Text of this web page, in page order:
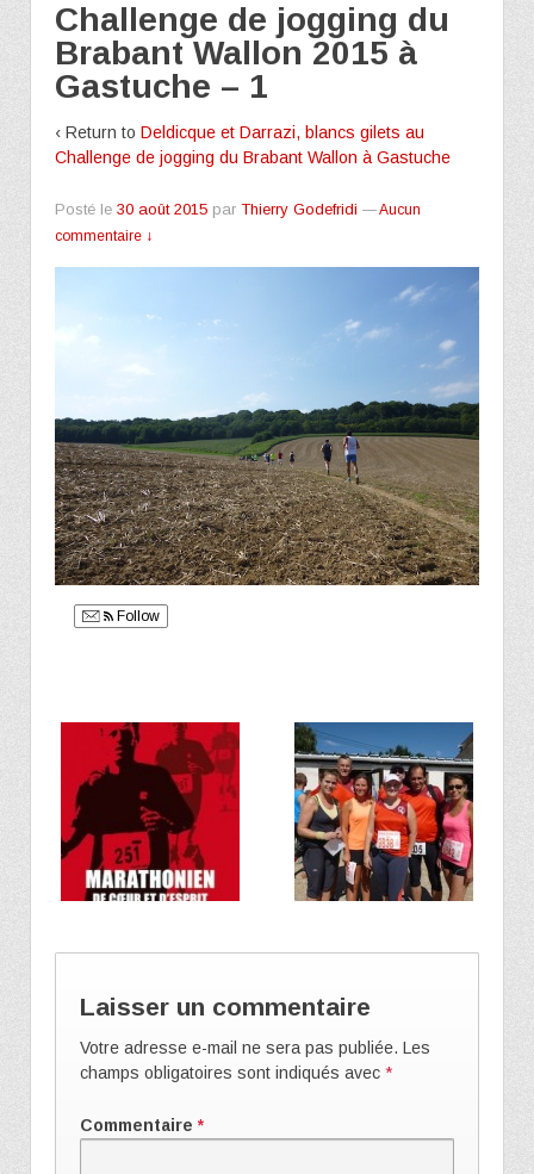
Challenge de jogging du
Brabant Wallon 2015 à
Gastuche – 1
‹ Return to Deldicque et Darrazi, blancs gilets au
Challenge de jogging du Brabant Wallon à Gastuche
Posté le 30 août 2015 par Thierry Godefridi —Aucun
commentaire ↓
Follow
Laisser un commentaire
Votre adresse e-mail ne sera pas publiée. Les
champs obligatoires sont indiqués avec *
Commentaire *